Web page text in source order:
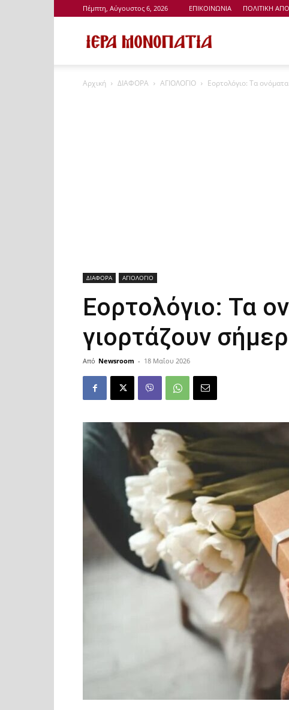
Πέμπτη, Αύγουστος 6, 2026 ΕΠΙΚΟΙΝΩΝΙΑ ΠΟΛΙΤΙΚΗ
Μονοπάτια
Αρχική ΔΙΑΦΟΡΑ ΑΓΙΟΛΟΓΙΟ Εορτολόγιο: Τα
ΔΙΑΦΟΡΑ ΑΓΙΟΛΟΓΙΟ
Εορτολόγιο: Τα
γιορτάζουν
Από Newsroom - 18 Μαΐου 2026